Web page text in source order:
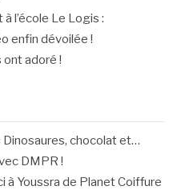
l’école Le Logis :
enfin dévoilée !
ont adoré !
Dinosaures, chocolat et…
DMPR !
à Youssra de Planet Coiffure